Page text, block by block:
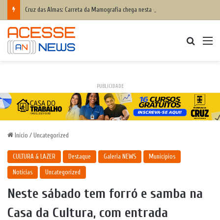
PUBLICIDADE
Início / Uncategorized
CULTURA & LAZER Destaque Galeria NEWS Municípios
Notícias Uncategorized
Neste sábado tem forró e samba na
Casa da Cultura, com entrada